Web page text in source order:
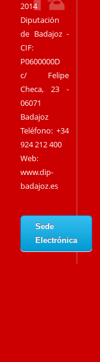
2014
Diputación
de Badajoz -
CIF:
P0600000D
c/ Felipe
Checa, 23 -
06071
Badajoz
Teléfono: +34
924 212 400
Web:
www.dip-
badajoz.es
Sede
Electrónica